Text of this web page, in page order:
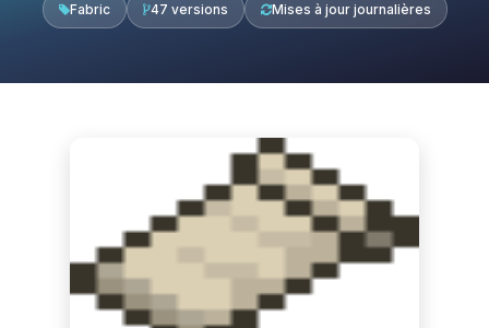
Fabric 47 versions Mises à jour journalières